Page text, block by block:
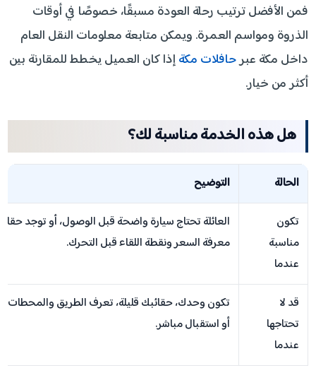
فمن الأفضل ترتيب رحلة العودة مسبقًا، خصوصًا في أوقات
الذروة ومواسم العمرة. ويمكن متابعة معلومات النقل العام
داخل مكة عبرحافلات مكةإذا كان العميل يخطط للمقارنة بين
أكثر من خيار.
هل هذه الخدمة مناسبة لك؟
الحالة التوضيح
تكون
مناسبة
عندما
العائلة تحتاج سيارة واضحة قبل الوصول، أو توجد
معرفة السعر ونقطة اللقاء قبل التحرك.
قد لا
تحتاجها
عندما
تكون وحدك، حقائبك قليلة، تعرف الطريق والمحطات
أو استقبال مباشر.